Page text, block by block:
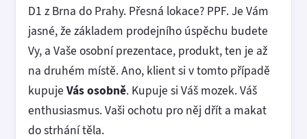
D1 z Brna do Prahy. Přesná lokace? PPF. Je Vám
jasné, že základem prodejního úspěchu budete
Vy, a Vaše osobní prezentace, produkt, ten je až
na druhém místě. Ano, klient si v tomto případě
kupuje Vás osobně. Kupuje si Váš mozek. Váš
enthusiasmus. Vaši ochotu pro něj dřít a makat
do strhání těla.